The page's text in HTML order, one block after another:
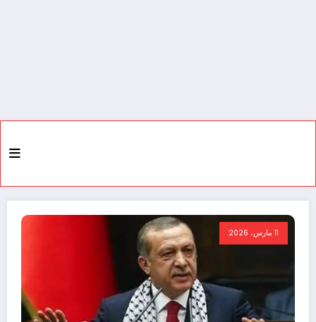
11 مارس، 2026